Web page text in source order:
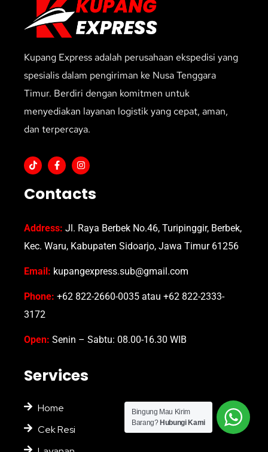
Kupang Express adalah perusahaan ekspedisi yang
spesialis dalam pengiriman ke Nusa Tenggara
Timur. Berdiri dengan komitmen untuk
menyediakan layanan logistik yang cepat, aman,
dan terpercaya.
Contacts
Address: Jl. Raya Berbek No.46, Turipinggir, Berbek,
Kec. Waru, Kabupaten Sidoarjo, Jawa Timur 61256
Email: kupangexpress.sub@gmail.com
Phone: +62 822-2660-0035 atau +62 822-2333-
3172
Open: Senin – Sabtu: 08.00-16.30 WIB
Services
Home
Cek Resi
Bingung Mau Kirim
Barang? Hubungi Kami